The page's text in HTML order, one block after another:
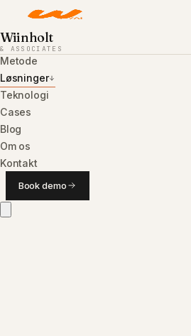
Wiinholt
& ASSOCIATES
Metode
Løsninger
Teknologi
Cases
Blog
Om os
Kontakt
Book demo